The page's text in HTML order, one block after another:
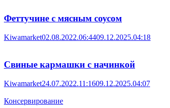
Феттучине с мясным соусом
Kiwamarket02.08.2022.06:4409.12.2025.04:18
Свиные кармашки с начинкой
Kiwamarket24.07.2022.11:1609.12.2025.04:07
Консервирование